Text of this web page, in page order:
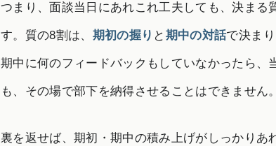
つまり、面談当日にあれこれ工夫しても、決まる
す。質の8割は、 期初の握り と 期中の対話で決ま
期中に何のフィードバックもしていなかったら、
も、その場で部下を納得させることはできません。
裏を返せば、期初・期中の積み上げがしっかりあ